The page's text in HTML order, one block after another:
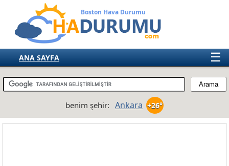
Boston Hava Durumu
☰
ANA SAYFA
TÜRKİYE
AVRUPA
benim şehir: Ankara +26°